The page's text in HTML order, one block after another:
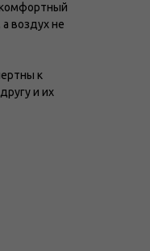
комфортный
воздух не
к
и их